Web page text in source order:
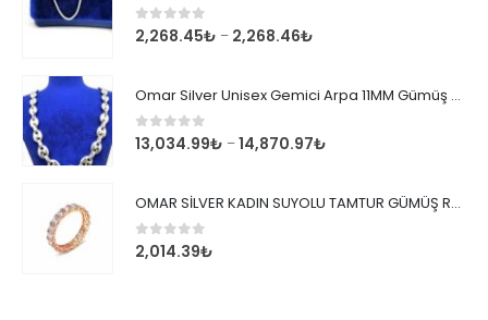
0 out of 5
2,268.45₺ – 2,268.46₺
Omar Silver Unisex Gemici Arpa 11MM Gümüş Kolye Zincir
0out of 5
13,034.99₺ –14,870.97₺
OMAR SİLVER KADIN SUYOLU TAMTUR GÜMÜŞ ROSE YÜZÜK SU YOLU TAMTUR YÜZÜK Omr8149
0 out of 5
2,014.39₺